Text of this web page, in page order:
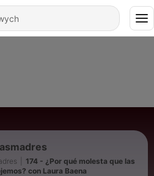
174 - ¿Por qué molesta que las
con Laura Baena